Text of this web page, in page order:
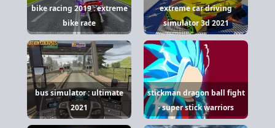
bike racing 2019 : extreme
bike race
extreme car driving
simulator 3d 2021
bus simulator : ultimate
2021
stickman dragon ball fight
- super stick warriors